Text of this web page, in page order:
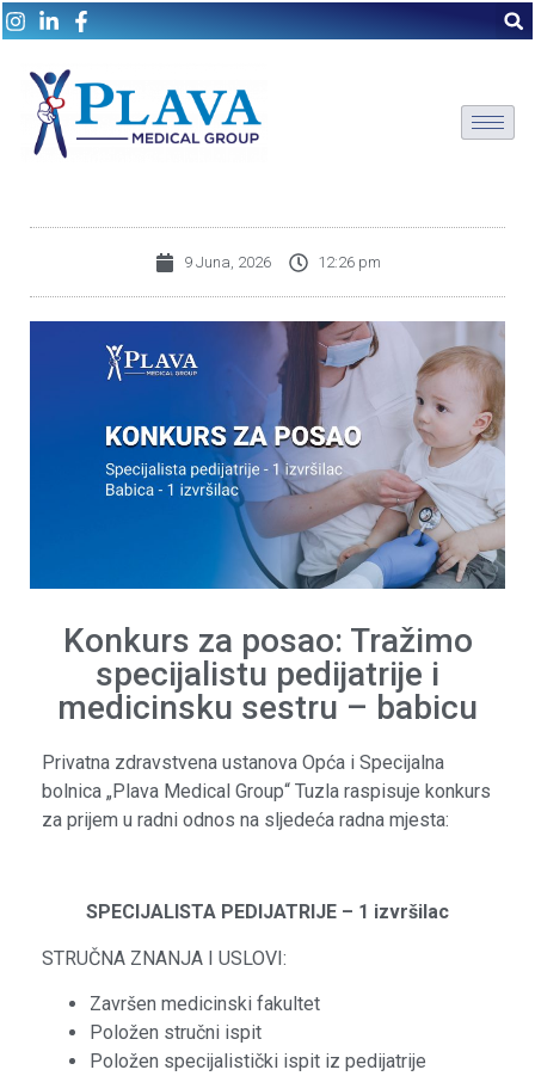
9 Juna, 2026 12:26 pm
Konkurs za posao: Tražimo
specijalistu pedijatrije i
medicinsku sestru – babicu
Privatna zdravstvena ustanova Opća i Specijalna
bolnica „Plava Medical Group“ Tuzla raspisuje konkurs
za prijem u radni odnos na sljedeća radna mjesta:
SPECIJALISTA PEDIJATRIJE – 1 izvršilac
STRUČNA ZNANJA I USLOVI:
Završen medicinski fakultet
Položen stručni ispit
Položen specijalistički ispit iz pedijatrije